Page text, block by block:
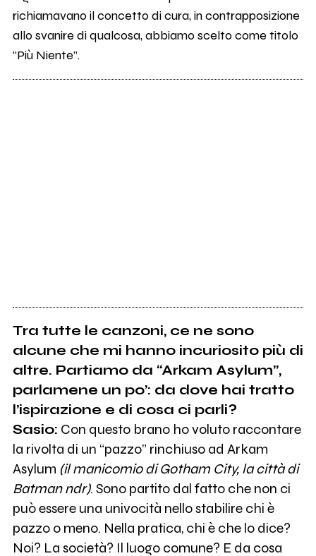
richiamavano il concetto di cura, in contrapposizione
allo svanire di qualcosa, abbiamo scelto come titolo
“Più Niente”.
Tra tutte le canzoni, ce ne sono
alcune che mi hanno incuriosito più di
altre. Partiamo da “Arkam Asylum”,
parlamene un po’: da dove hai tratto
l’ispirazione e di cosa ci parli?
Sasio: Con questo brano ho voluto raccontare
la rivolta di un “pazzo” rinchiuso ad Arkam
Asylum (il manicomio di Gotham City, la città di
Batman ndr). Sono partito dal fatto che non ci
può essere una univocità nello stabilire chi è
pazzo o meno. Nella pratica, chi è che lo dice?
Noi? La società? Il luogo comune? E da cosa